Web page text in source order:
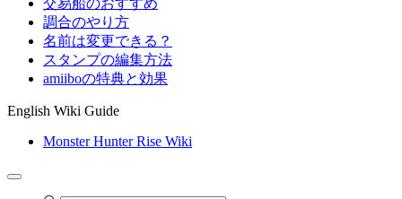
交易船のおすすめ
調合のやり方
名前は変更できる？
スタンプの編集方法
amiiboの特典と効果
English Wiki Guide
Monster Hunter Rise Wiki